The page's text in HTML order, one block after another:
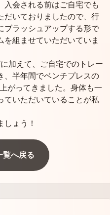
入会される前はご自宅でも
だいておりましたので、行
ブラッシュアップする形で
組ませていただいていま
加えて、ご自宅でのトレー
、半年間でベンチプレスの
がってきました。身体も一
ていただいていることが私
ょう！
覧へ戻る